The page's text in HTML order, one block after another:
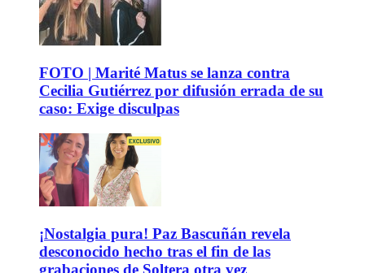
FOTO | Marité Matus se lanza contra
Cecilia Gutiérrez por difusión errada de su
caso: Exige disculpas
¡Nostalgia pura! Paz Bascuñán revela
desconocido hecho tras el fin de las
grabaciones de Soltera otra vez